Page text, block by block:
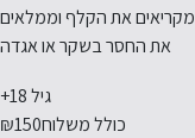
מקריאים את הקלף וממלאים
את החסר בשקר או אגדה
גיל 18+
כולל משלוח₪150